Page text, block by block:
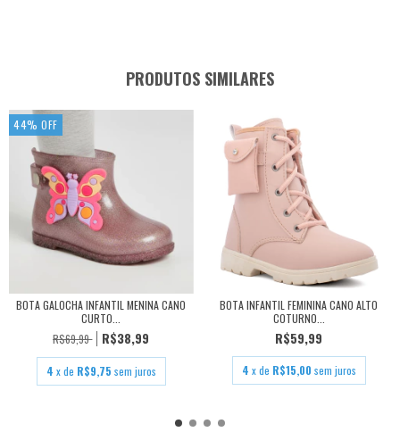
PRODUTOS SIMILARES
44% OFF
BOTA GALOCHA INFANTIL MENINA CANO
CURTO...
R$69,99
R$38,99
4 x de R$9,75 sem juros
BOTA INFANTIL FEMININA CANO ALTO
COTURNO...
R$59,99
4 x de R$15,00 sem juros